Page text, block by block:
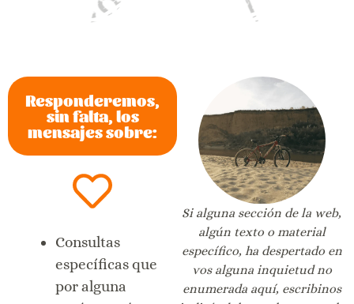
Responderemos,
sin falta, los
mensajes sobre:
Consultas
específicas que
por alguna
Si alguna sección de la web,
algún texto o material
específico, ha despertado en
vos alguna inquietud no
enumerada aquí, escribinos